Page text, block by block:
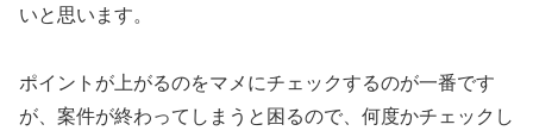
いと思います。
ポイントが上がるのをマメにチェックするのが一番です
が、案件が終わってしまうと困るので、何度かチェックし